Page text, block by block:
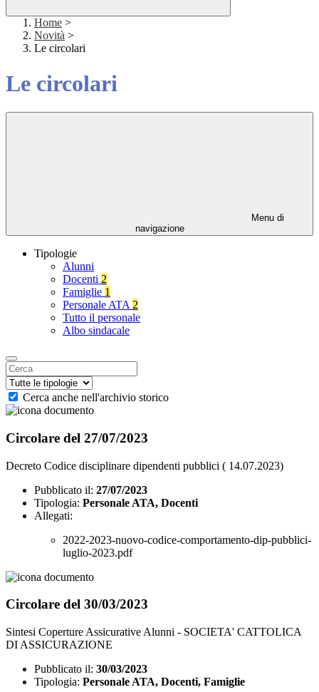
Home >
Novità >
Le circolari
Le circolari
Menu di
navigazione
Tipologie
Alunni
Docenti 2
Famiglie 1
Personale ATA 2
Tutto il personale
Albo sindacale
Cerca anche nell'archivio storico
Circolare del 27/07/2023
Decreto Codice disciplinare dipendenti pubblici ( 14.07.2023)
Pubblicato il: 27/07/2023
Tipologia: Personale ATA, Docenti
Allegati:
2022-2023-nuovo-codice-comportamento-dip-pubblici-
luglio-2023.pdf
Circolare del 30/03/2023
Sintesi Coperture Assicurative Alunni - SOCIETA' CATTOLICA
DI ASSICURAZIONE
Pubblicato il: 30/03/2023
Tipologia: Personale ATA, Docenti, Famiglie